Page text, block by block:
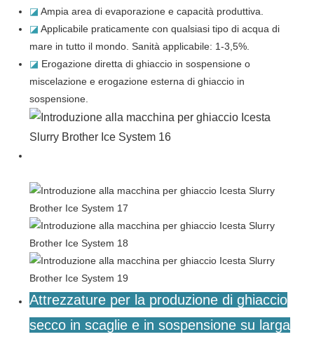
◪ Ampia area di evaporazione e capacità produttiva.
◪ Applicabile praticamente con qualsiasi tipo di acqua di
mare in tutto il mondo. Sanità applicabile: 1-3,5%.
◪ Erogazione diretta di ghiaccio in sospensione o
miscelazione e erogazione esterna di ghiaccio in
sospensione.
Attrezzature per la produzione di ghiaccio
secco in scaglie e in sospensione su larga